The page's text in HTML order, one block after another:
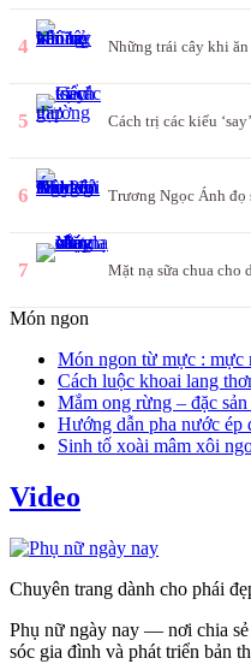
4 Những trái cây khi
5 Cách trị các kiểu
6 Trương Ngọc Ánh
7 Mặt nạ sữa chua cho
Món ngon
Món ngon từ mực : mực
Cách luộc khoai lang
Mắm ong rừng – đặc
Hướng dẫn pha nước ép
Sinh tố xoài mâm xôi
Video
Chuyên trang dành cho phái
Phụ nữ ngày nay — nơi chia
sóc gia đình và phát triển bản